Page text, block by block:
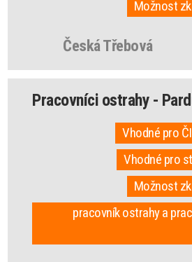
Možnost
Česká Třebová
Pracovníci ostrahy -
Vhodné pro
Vhodné pro
Možnost
pracovník ostrahy a